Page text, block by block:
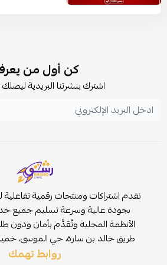
كن أول من
اشترك بنشرتنا البريدية
نقدم اشتراكات ومنتجات رقمية
بجودة عالية وسرعة تسليم جميع
الأنظمة المحلية وتُقدَّم بأمان ودون
طريق خالد بن سارة، حي الموسى، خميس
روابط تهمك